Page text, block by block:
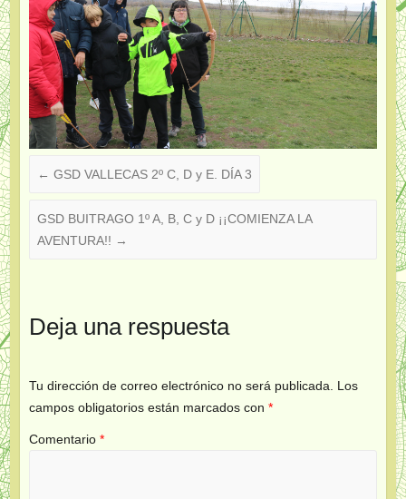
← GSD VALLECAS 2º C, D y E. DÍA 3
GSD BUITRAGO 1º A, B, C y D ¡¡COMIENZA LA
AVENTURA!! →
Deja una respuesta
Tu dirección de correo electrónico no será publicada.
Los
campos obligatorios están marcados con *
Comentario *